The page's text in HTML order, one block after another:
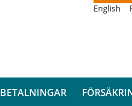
English
BETALNINGAR